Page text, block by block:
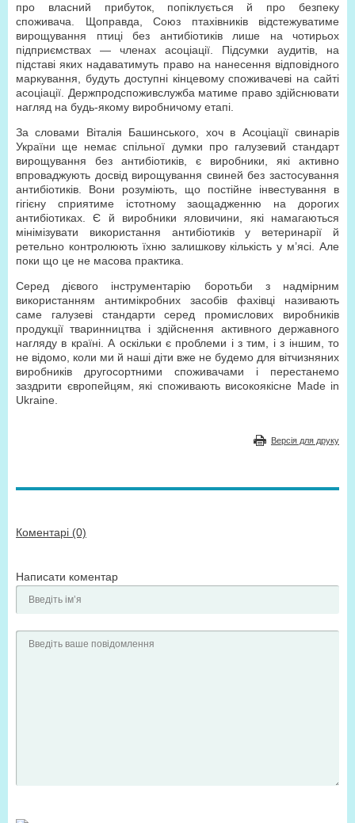
про власний прибуток, попіклується й про безпеку
споживача. Щоправда, Союз птахівників відстежуватиме
вирощування птиці без антибіотиків лише на чотирьох
підприємствах — членах асоціації. Підсумки аудитів, на
підставі яких надаватимуть право на нанесення відповідного
маркування, будуть доступні кінцевому споживачеві на сайті
асоціації. Держпродспоживслужба матиме право здійснювати
нагляд на будь-якому виробничому етапі.
За словами Віталія Башинського, хоч в Асоціації свинарів
України ще немає спільної думки про галузевий стандарт
вирощування без антибіотиків, є виробники, які активно
впроваджують досвід вирощування свиней без застосування
антибіотиків. Вони розуміють, що постійне інвестування в
гігієну сприятиме істотному заощадженню на дорогих
антибіотиках. Є й виробники яловичини, які намагаються
мінімізувати використання антибіотиків у ветеринарії й
ретельно контролюють їхню залишкову кількість у м’ясі. Але
поки що це не масова практика.
Серед дієвого інструментарію боротьби з надмірним
використанням антимікробних засобів фахівці називають
саме галузеві стандарти серед промислових виробників
продукції тваринництва і здійснення активного державного
нагляду в країні. А оскільки є проблеми і з тим, і з іншим, то
не відомо, коли ми й наші діти вже не будемо для вітчизняних
виробників другосортними споживачами і перестанемо
заздрити європейцям, які споживають високоякісне Made in
Ukraine.
Версія для друку
Коментарі (0)
Написати коментар